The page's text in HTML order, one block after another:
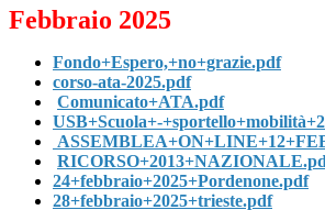
Febbraio 2025
Fondo+Espero,+no+grazie.pdf
corso-ata-2025.pdf
Comunicato+ATA.pdf
USB+Scuola+-
24+febbraio+2025+Pordenone.pdf
28+febbraio+2025+trieste.pdf